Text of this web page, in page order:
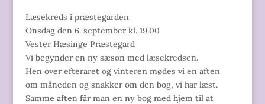
Læsekreds i præstegården
Onsdag den 6. september kl. 19.00
Vester Hæsinge Præstegård
Vi begynder en ny sæson med læsekredsen.
Hen over efteråret og vinteren mødes vi en aften
om måneden og snakker om den bog, vi har læst.
Samme aften får man en ny bog med hjem til at